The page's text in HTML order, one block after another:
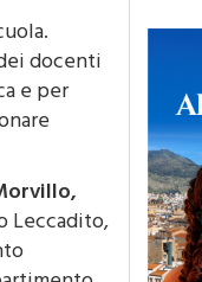
docenti
e per
Leccadito,